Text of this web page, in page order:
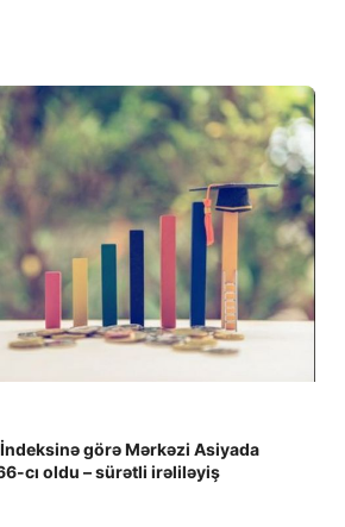
görə Mərkəzi Asiyada
cı oldu – sürətli irəliləyiş